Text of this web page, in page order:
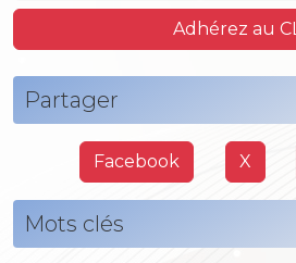
Adhérez au
Partager
Facebook X
Mots clés